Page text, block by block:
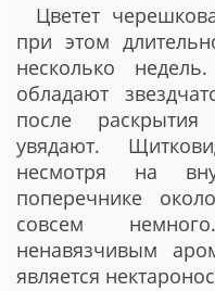
Цветет
при этом
несколько
обладают
после
увядают.
несмотря на
поперечнике
совсем
ненавязчивым
является